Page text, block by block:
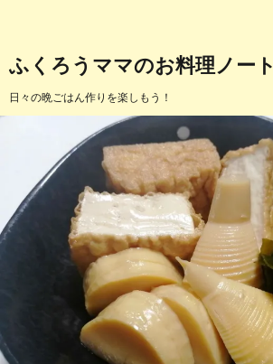
ふくろうママのお料理ノート
日々の晩ごはん作りを楽しもう！